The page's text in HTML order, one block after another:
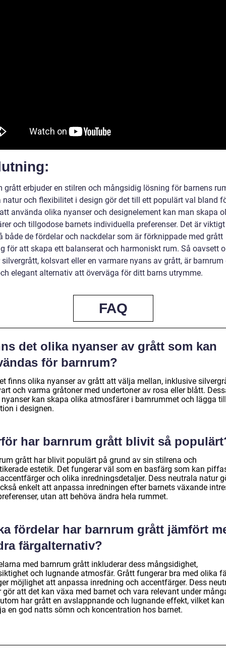
grått erbjuder en stilren och mångsidig lösning för barnens
natur och flexibilitet i design gör det till ett populärt val bland
använda olika nyanser och designelement kan man skapa
och tillgodose barnets individuella preferenser. Det är
både de fördelar och nackdelar som är förknippade med grått
för att skapa ett balanserat och harmoniskt rum. Så oavsett
kolsvart eller en varmare nyans av grått, är
elegant alternativ att överväga för ditt barns utrymme.
FAQ
det olika nyanser av grått som kan
för barnrum?
finns olika nyanser av grått att välja mellan, inklusive
och varma gråtoner med undertoner av rosa eller blått.
kan skapa olika atmosfärer i barnrummet och lägga
i designen.
har barnrum grått blivit så
grått har blivit populärt på grund av sin stilrena och
estetik. Det fungerar väl som en basfärg som kan
och olika inredningsdetaljer. Dess neutrala natur
enkelt att anpassa inredningen efter barnets växande
utan att behöva ändra hela rummet.
fördelar har barnrum grått jämfört
färgalternativ?
med barnrum grått inkluderar dess mångsidighet,
och lugnande atmosfär. Grått fungerar bra med olika
möjlighet att anpassa inredning och accentfärger. Dess
gör att det kan växa med barnet och vara relevant under
har grått en avslappnande och lugnande effekt, vilket kan
en god natts sömn och koncentration hos barnet.